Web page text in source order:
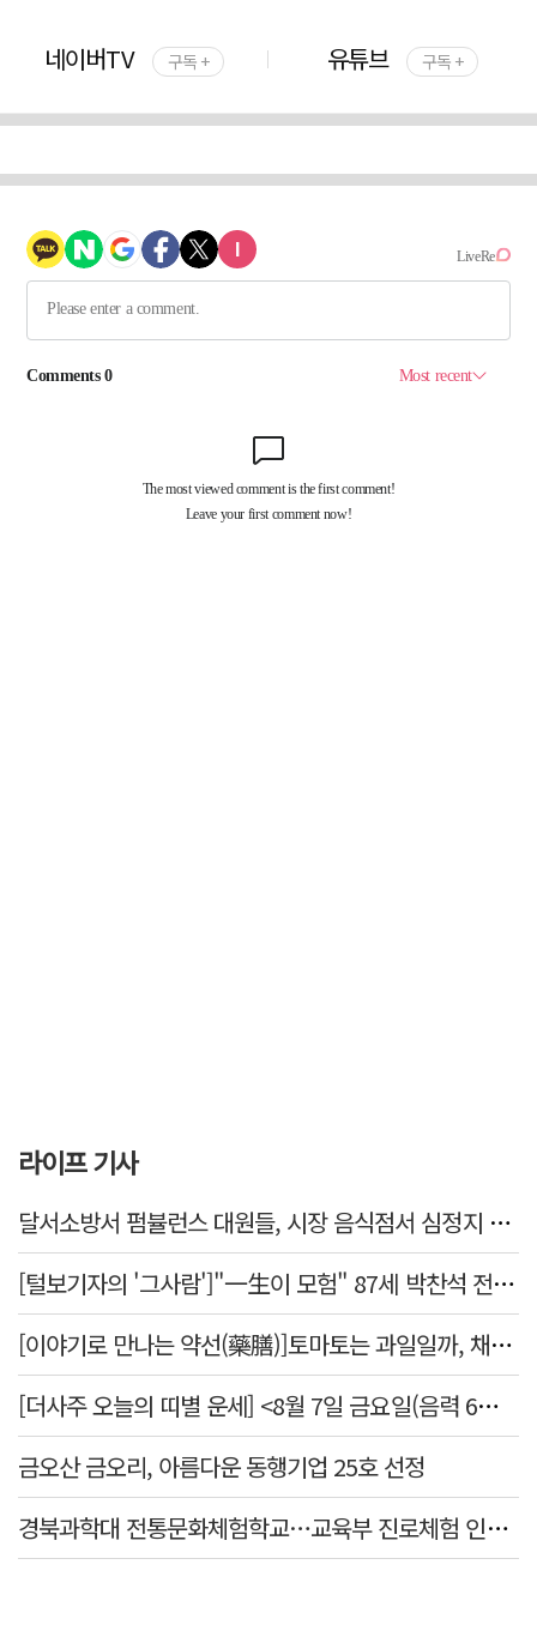
네이버TV 구독 + 유튜브 구독 +
라이프 기사
달서소방서 펌뷸런스 대원들, 시장 음식점서 심정지 환자 생명 살려
[털보기자의 '그사람']"一生이 모험" 87세 박찬석 전 경북대 총장
[이야기로 만나는 약선(藥膳)]토마토는 과일일까, 채소일까
[더사주 오늘의 띠별 운세] <8월 7일 금요일(음력 6월25일)>
금오산 금오리, 아름다운 동행기업 25호 선정
경북과학대 전통문화체험학교…교육부 진로체험 인증기관 선정